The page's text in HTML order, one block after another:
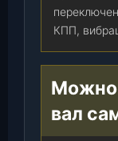
2
т
КПП,
Можно
вал